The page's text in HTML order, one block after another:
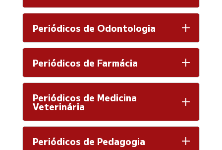
Periódicos de Odontologia
Periódicos de Farmácia
Periódicos de Medicina
Veterinária
Periódicos de Pedagogia